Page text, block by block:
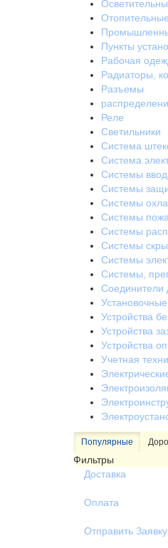
Пункты
Рабочая
Радиаторы,
Разъемы
Реле
Светильники
Система
Система
Системы
Системы
Системы
Системы
Системы
Системы
Системы
Системы,
Соединители
Устройства
Устройства
Устройства
Учетная
Популярные
Фильтры
Доставка
Оплата
Отправить Заявку